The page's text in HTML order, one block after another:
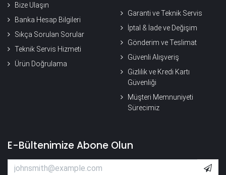
Bize Ulaşın
Banka Hesap Bilgileri
Sıkça Sorulan Sorular
Teknik Servis Hizmeti
Ürün Doğrulama
Garanti ve Teknik Servis
İptal & İade ve Değişim
Gönderim ve Teslimat
Güvenli Alışveriş
Gizlilik ve Kredi Kartı
Güvenliği
Müşteri Memnuniyeti
Sürecimiz
E-Bültenimize Abone Olun